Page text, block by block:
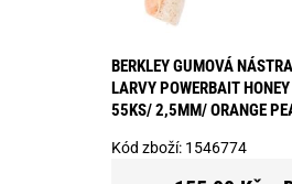
BERKLEY GUMOVÁ
LARVY POWERBAIT
55KS/ 2,5MM/ ORANGE
Kód zboží: 1546774